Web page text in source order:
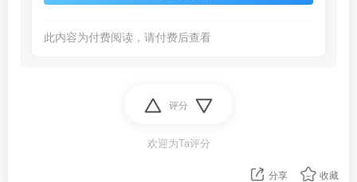
此内容为付费阅读，请付费后查看
评分
欢迎为Ta评分
分享 收藏